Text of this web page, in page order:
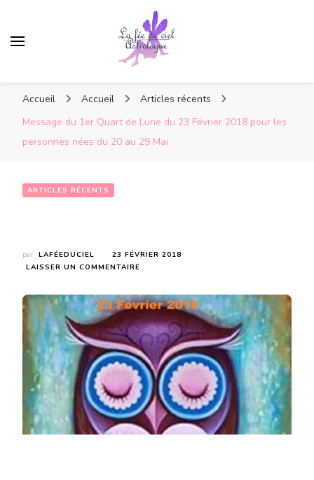
Accueil Accueil
Articles récents
Message du 1er Quart de Lune du 23 Février 2018 pour les
personnes nées du 20 au 29 Mai
ARTICLES RÉCENTS
par LAFÉEDUCIEL
23 FÉVRIER 2018
LAISSER UN COMMENTAIRE
1ER
QUART
DE
LUNE
DU
23
FÉVRIER
2018
POUR
LES
PERSONNES